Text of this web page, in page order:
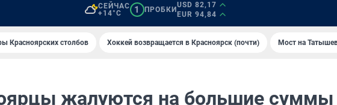
СЕЙЧАС
+14°C
1 ПРОБКИ
USD 82,17
EUR 94,84
Красноярских столбов Хоккей возвращается в Красноярск (почти) Мост на
жалуются на большие суммы